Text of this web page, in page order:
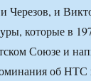
и Черезов, и
которые в
Союзе и
об НТС